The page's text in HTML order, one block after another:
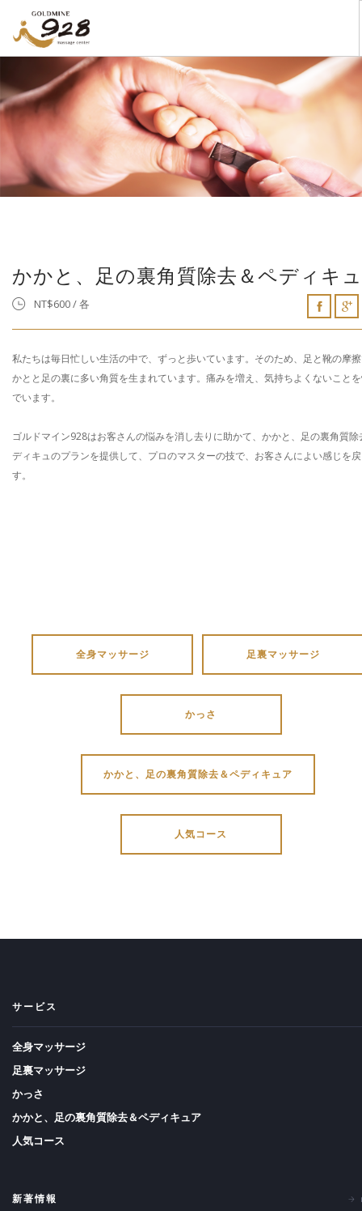
金鉱928のご紹介
サービス
店舗写真
足裏マッサージQ&A
かかと、足の裏角質除去＆ペディキ
NT$600 / 各
私たちは毎日忙しい生活の中で、ずっと歩いています。そのため、足と靴の摩
かとと足の裏に多い角質を生まれています。痛みを増え、気持ちよくないこと
でいます。
ゴルドマイン928はお客さんの悩みを消し去りに助かて、かかと、足の裏角質除
ディキュのプランを提供して、プロのマスターの技で、お客さんによい感じを
す。
全身マッサージ 足裏マッサージ
かっさ
かかと、足の裏角質除去＆ペディキュア
人気コース
サービス
全身マッサージ
足裏マッサージ
かっさ
かかと、足の裏角質除去＆ペディキュア
人気コース
新著情報